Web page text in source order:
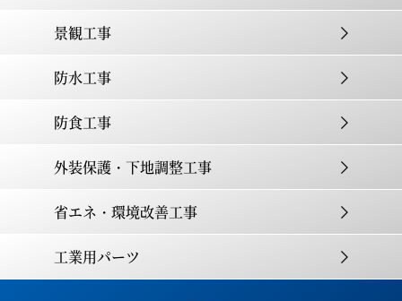
Icopal3D シングルグレー No.55
景観工事
防水工事
防食工事
外装保護・下地調整工事
省エネ・環境改善工事
工業用パーツ